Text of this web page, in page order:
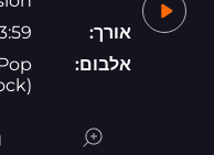
אורך:
אלבום: